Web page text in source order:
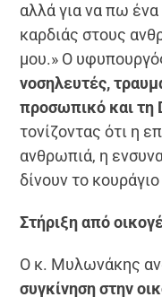
αλλά για να πω
καρδιάς στους
μου.» Ο
νοσηλευτές,
προσωπικό και τη
τονίζοντας ότι η
ανθρωπιά, η
δίνουν το
Στήριξη από
Ο κ. Μυλωνάκης
συγκίνηση στην